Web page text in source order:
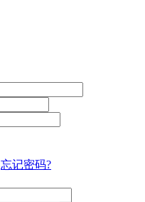
忘记密码?